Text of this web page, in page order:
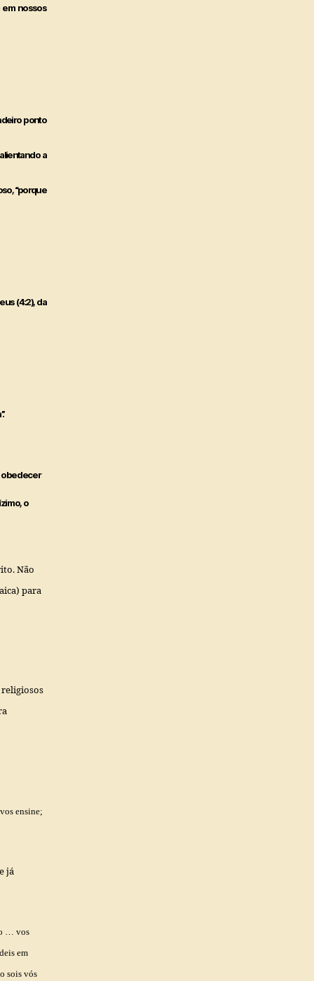
em nossos
ponto
a
“porque
(4:2), da
obedecer
o
Não
para
religiosos
ensine;
já
… vos
em
sois vós